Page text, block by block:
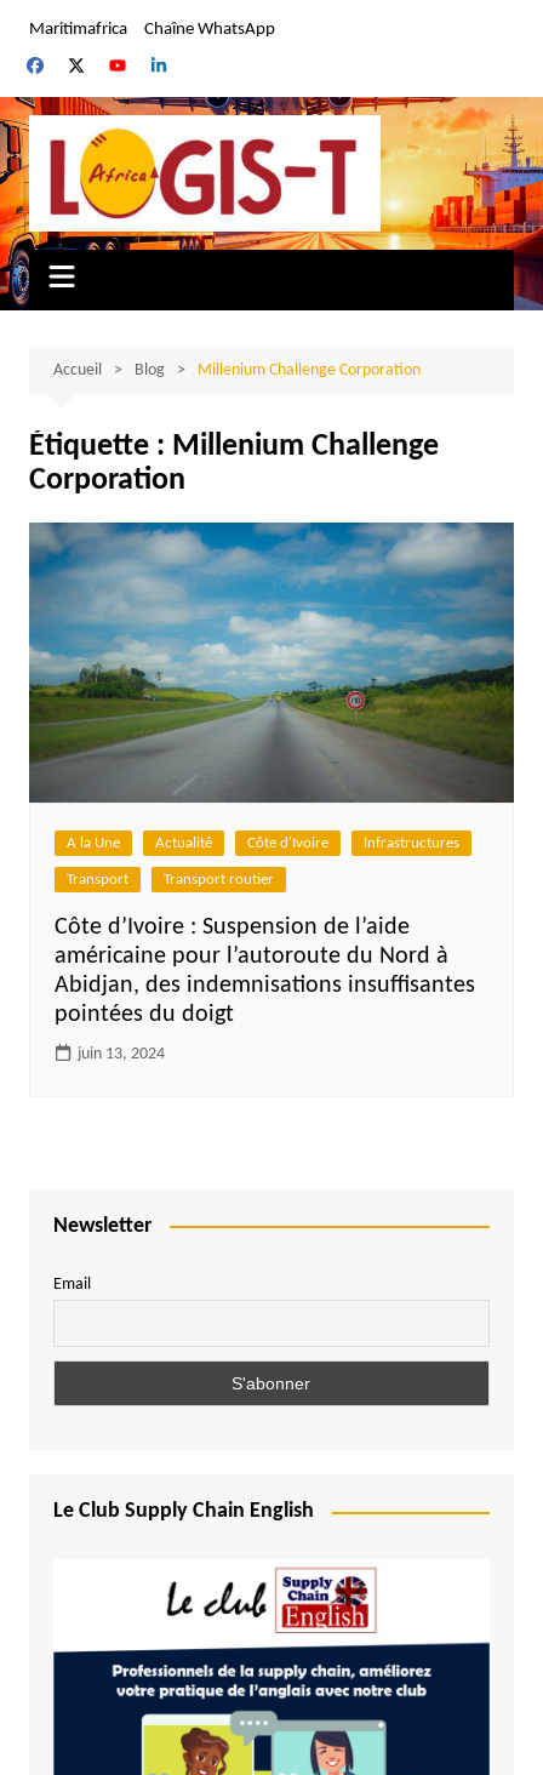
contenu
Maritimafrica Chaîne WhatsApp
Accueil Blog Millenium Challenge Corporation
Étiquette : Millenium Challenge
Corporation
A la Une Actualité Côte d'Ivoire Infrastructures
Transport Transport routier
Côte d’Ivoire : Suspension de l’aide
américaine pour l’autoroute du Nord à
Abidjan, des indemnisations insuffisantes
pointées du doigt
juin 13, 2024
Newsletter
Email
Le Club Supply Chain English